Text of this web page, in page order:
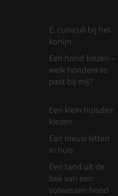
E. cuniculi bij het
konijn
Een hond kiezen –
welk hondenras
past bij mij?
Een klein huisdier
kiezen
Een nieuw kitten
in huis
Een tand uit de
bek van een
volwassen hond